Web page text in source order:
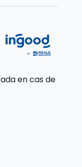
en cas de